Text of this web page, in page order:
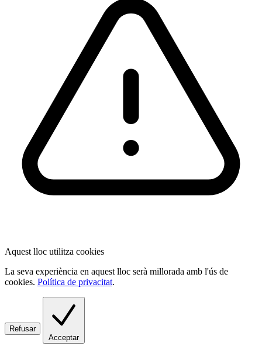
Aquest lloc utilitza cookies
La seva experiència en aquest lloc serà millorada amb l'ús de
cookies. Política de privacitat.
Refusar
Acceptar